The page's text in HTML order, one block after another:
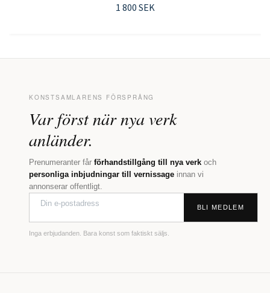
1 800 SEK
KONSTSAMLARENS FÖRSPRÅNG
Var först när nya verk
anländer.
Prenumeranter får förhandstillgång till nya verk och
personliga inbjudningar till vernissage innan vi
annonserar offentligt.
BLI MEDLEM
Inga erbjudanden. Bara konst som faktiskt säljs.